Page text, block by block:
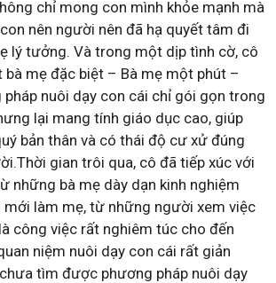
chỉ mong con mình khỏe mạnh mà
nên người nên đã hạ quyết tâm đi
lý tưởng. Và trong một dịp tình cờ, cô
mẹ đặc biệt – Bà mẹ một phút –
nuôi dạy con cái chỉ gói gọn trong
lại mang tính giáo dục cao, giúp
bản thân và có thái độ cư xử đúng
gian trôi qua, cô đã tiếp xúc với
những bà mẹ dày dạn kinh nghiệm
làm mẹ, từ những người xem việc
công việc rất nghiêm túc cho đến
niệm nuôi dạy con cái rất giản
tìm được phương pháp nuôi dạy